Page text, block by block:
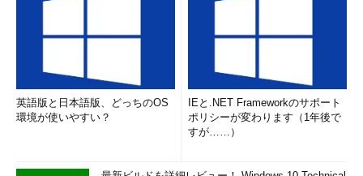
英語版と日本語版、どっちのOS
環境が使いやすい？
IEと.NET Frameworkのサポート
ポリシーが変わります（1年後で
すが……）